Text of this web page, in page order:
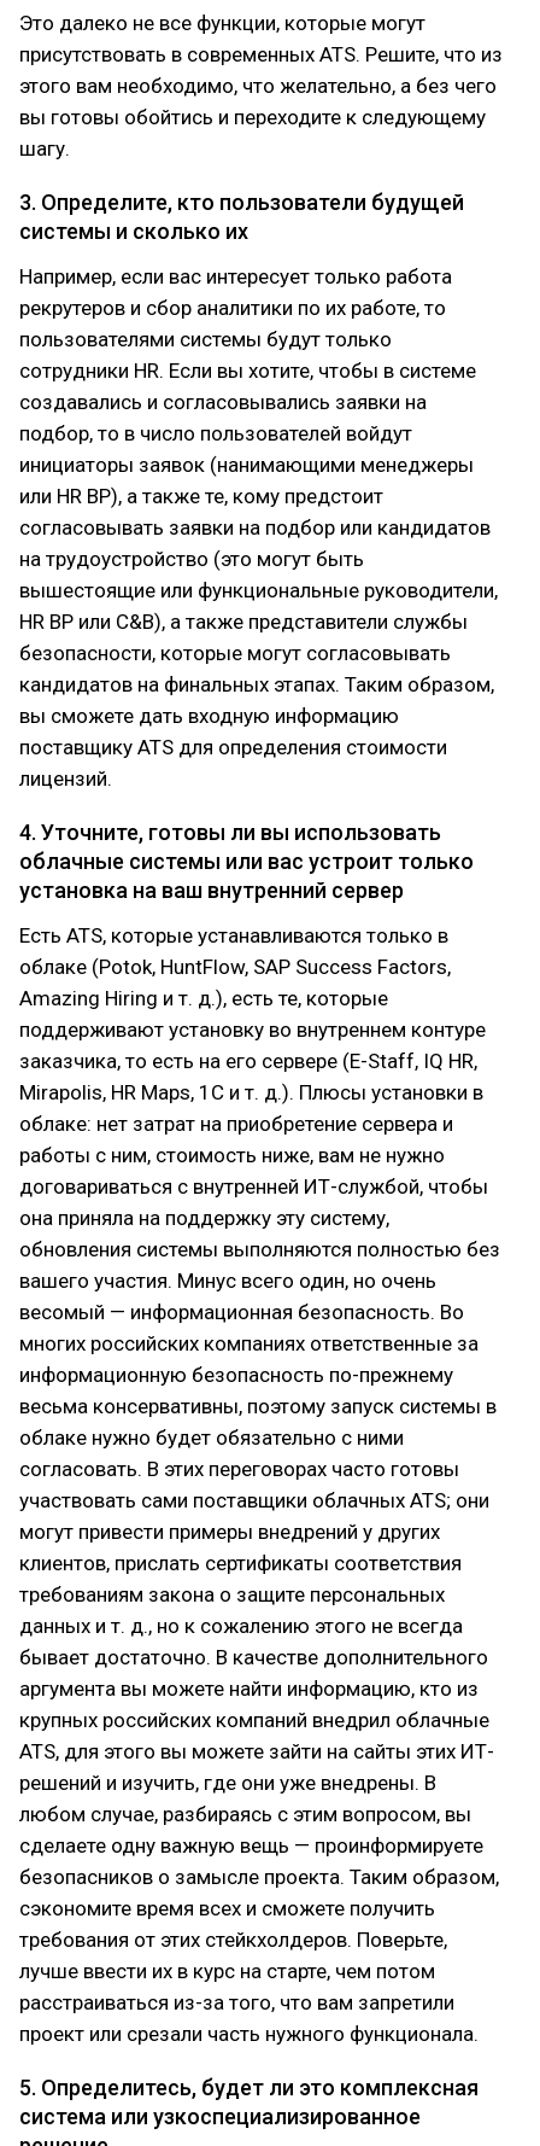
Это далеко не все функции, которые могут
присутствовать в современных ATS. Решите, что из
этого вам необходимо, что желательно, а без чего
вы готовы обойтись и переходите к следующему
шагу.
3. Определите, кто пользователи будущей
системы и сколько их
Например, если вас интересует только работа
рекрутеров и сбор аналитики по их работе, то
пользователями системы будут только
сотрудники HR. Если вы хотите, чтобы в системе
создавались и согласовывались заявки на
подбор, то в число пользователей войдут
инициаторы заявок (нанимающими менеджеры
или HR BP), а также те, кому предстоит
согласовывать заявки на подбор или кандидатов
на трудоустройство (это могут быть
вышестоящие или функциональные руководители,
HR BP или C&B), а также представители службы
безопасности, которые могут согласовывать
кандидатов на финальных этапах. Таким образом,
вы сможете дать входную информацию
поставщику ATS для определения стоимости
лицензий.
4. Уточните, готовы ли вы использовать
облачные системы или вас устроит только
установка на ваш внутренний сервер
Есть ATS, которые устанавливаются только в
облаке (Potok, HuntFlow, SAP Success Factors,
Amazing Hiring и т. д.), есть те, которые
поддерживают установку во внутреннем контуре
заказчика, то есть на его сервере (E-Staff, IQ HR,
Mirapolis, HR Maps, 1C и т. д.). Плюсы установки в
облаке: нет затрат на приобретение сервера и
работы с ним, стоимость ниже, вам не нужно
договариваться с внутренней ИТ-службой, чтобы
она приняла на поддержку эту систему,
обновления системы выполняются полностью без
вашего участия. Минус всего один, но очень
весомый — информационная безопасность. Во
многих российских компаниях ответственные за
информационную безопасность по-прежнему
весьма консервативны, поэтому запуск системы в
облаке нужно будет обязательно с ними
согласовать. В этих переговорах часто готовы
участвовать сами поставщики облачных ATS; они
могут привести примеры внедрений у других
клиентов, прислать сертификаты соответствия
требованиям закона о защите персональных
данных и т. д., но к сожалению этого не всегда
бывает достаточно. В качестве дополнительного
аргумента вы можете найти информацию, кто из
крупных российских компаний внедрил облачные
ATS, для этого вы можете зайти на сайты этих ИТ-
решений и изучить, где они уже внедрены. В
любом случае, разбираясь с этим вопросом, вы
сделаете одну важную вещь — проинформируете
безопасников о замысле проекта. Таким образом,
сэкономите время всех и сможете получить
требования от этих стейкхолдеров. Поверьте,
лучше ввести их в курс на старте, чем потом
расстраиваться из-за того, что вам запретили
проект или срезали часть нужного функционала.
5. Определитесь, будет ли это комплексная
система или узкоспециализированное